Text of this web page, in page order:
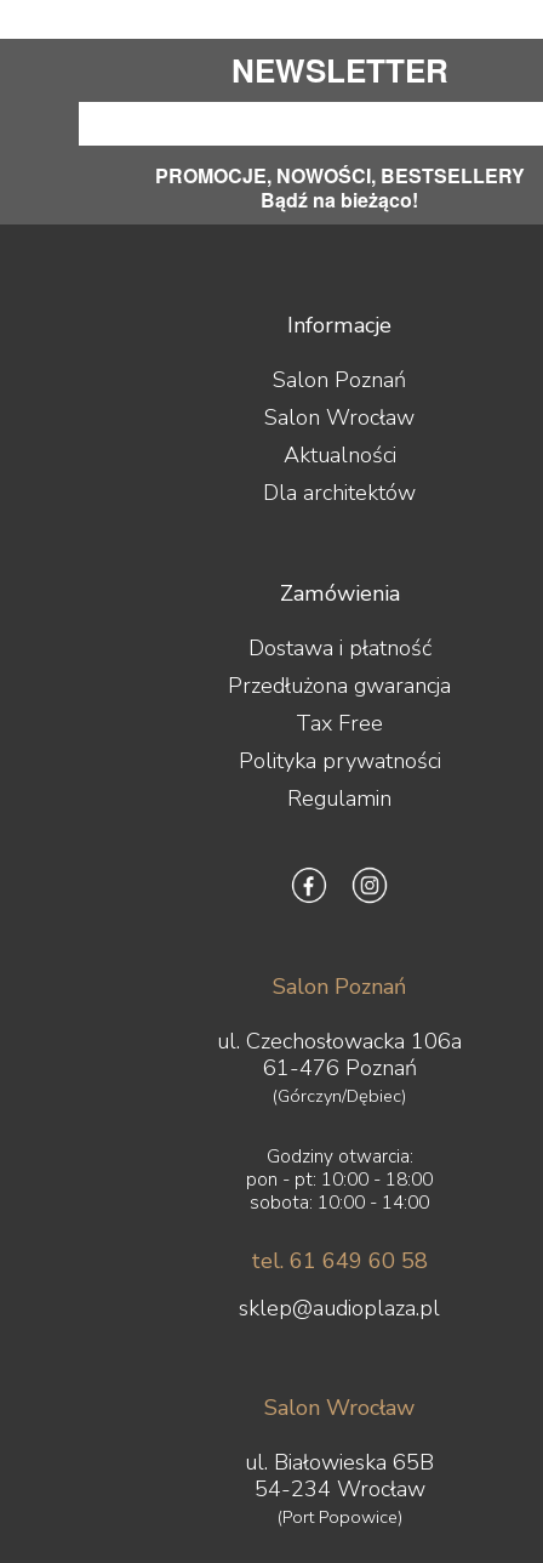
NEWSLETTER
PROMOCJE, NOWOŚCI, BESTSELLERY
Bądź na bieżąco!
Informacje
Salon Poznań
Salon Wrocław
Aktualności
Dla architektów
Zamówienia
Dostawa i płatność
Przedłużona gwarancja
Tax Free
Polityka prywatności
Regulamin
Salon Poznań
ul. Czechosłowacka 106a
61-476 Poznań
(Górczyn/Dębiec)
Godziny otwarcia:
pon - pt: 10:00 - 18:00
sobota: 10:00 - 14:00
tel. 61 649 60 58
sklep@audioplaza.pl
Salon Wrocław
ul. Białowieska 65B
54-234 Wrocław
(Port Popowice)